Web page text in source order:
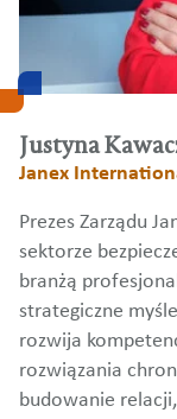
Justyna
Janex
Prezes Zarządu
sektorze
branżą
strategiczne
rozwija
rozwiązania
budowanie